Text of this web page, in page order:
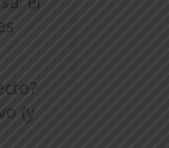
(y